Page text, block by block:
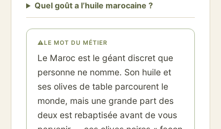
Quel goût a l’huile marocaine ?
⚠LE MOT DU MÉTIER
Le Maroc est le géant discret que
personne ne nomme. Son huile et
ses olives de table parcourent le
monde, mais une grande part des
deux est rebaptisée avant de vous